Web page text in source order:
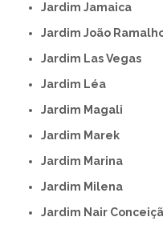
Jardim Jamaica
Jardim João
Jardim Las Vegas
Jardim Léa
Jardim Magali
Jardim Marek
Jardim Marina
Jardim Milena
Jardim Nair